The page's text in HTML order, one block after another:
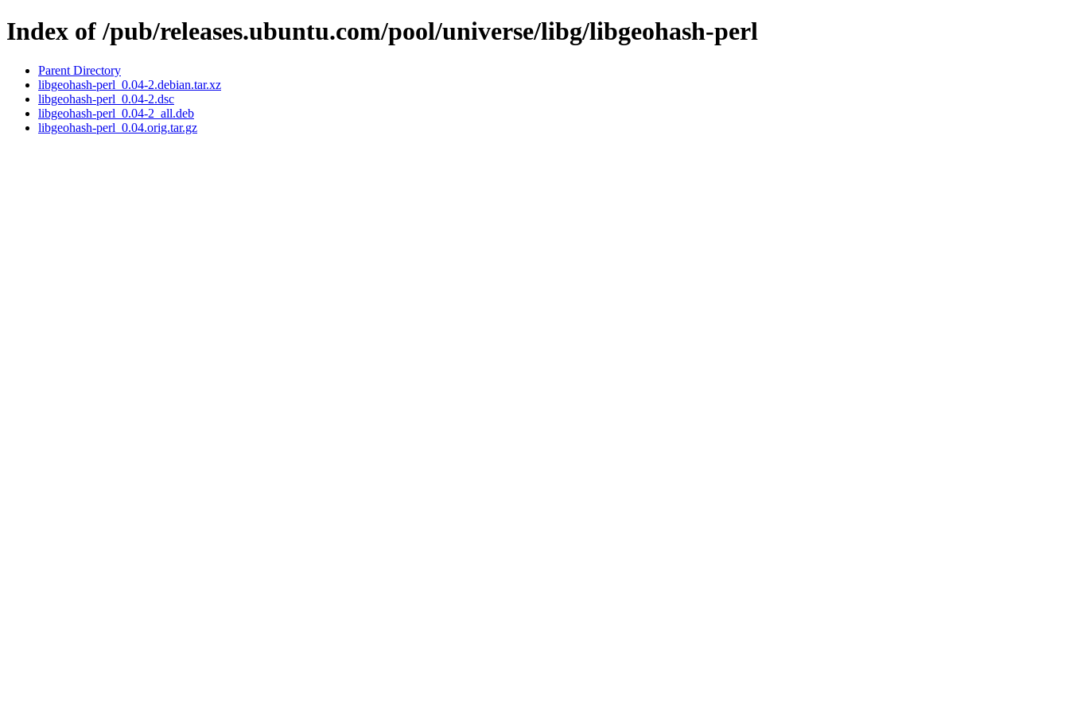
Index of /pub/releases.ubuntu.com/pool/universe/libg/libgeohash-perl
Parent Directory
libgeohash-perl_0.04-2.debian.tar.xz
libgeohash-perl_0.04-2.dsc
libgeohash-perl_0.04-2_all.deb
libgeohash-perl_0.04.orig.tar.gz